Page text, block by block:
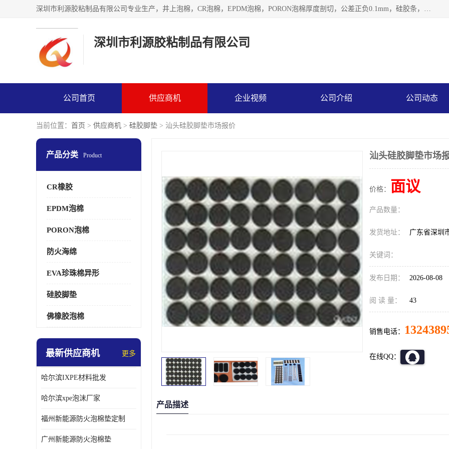
深圳市利源胶粘制品有限公司专业生产，井上泡棉，CR泡棉，EPDM泡棉，PORON泡棉厚度剖切，公差正负0.1mm，硅胶条，脚垫，异形一次成型，雕刻EVA海绵；包装材料:精密仪器、医疗器具、运输时缓冲、防震材料。建筑:住房装潢材料、房屋门窗密封；轻便、强韧性：轻便并且具有较强的韧性，良好的耐油性与耐溶剂性。隔热性：导热性低具有优越的保温性，具有的回弹性。
深圳市利源胶粘制品有限公司
公司首页 供应商机 企业视频 公司介绍 公司动态
当前位置： 首页 > 供应商机 > 硅胶脚垫 > 汕头硅胶脚垫市场报价
产品分类 Product
CR橡胶
EPDM泡棉
PORON泡棉
防火海绵
EVA珍珠棉异形
硅胶脚垫
佛橡胶泡棉
最新供应商机 更多
哈尔滨IXPE材料批发
哈尔滨xpe泡沫厂家
福州新能源防火泡棉垫定制
广州新能源防火泡棉垫
汕头硅胶脚垫市场
价格： 面议
产品数量：
发货地址： 广东省深圳
关键词：
发布日期： 2026-08-08
阅 读 量： 43
销售电话：
在线QQ：
产品描述